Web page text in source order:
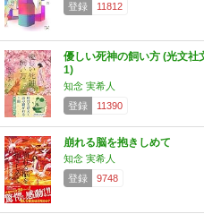
登録
11812
優しい死神の飼い方 (光文社
1)
知念 実希人
登録
11390
崩れる脳を抱きしめて
知念 実希人
登録
9748